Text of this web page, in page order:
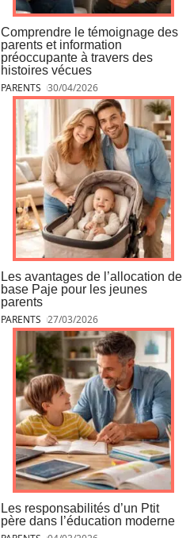
Comprendre le témoignage des
parents et information
préoccupante à travers des
histoires vécues
PARENTS 30/04/2026
Les avantages de l’allocation de
base Paje pour les jeunes
parents
PARENTS 27/03/2026
Les responsabilités d’un Ptit
père dans l’éducation moderne